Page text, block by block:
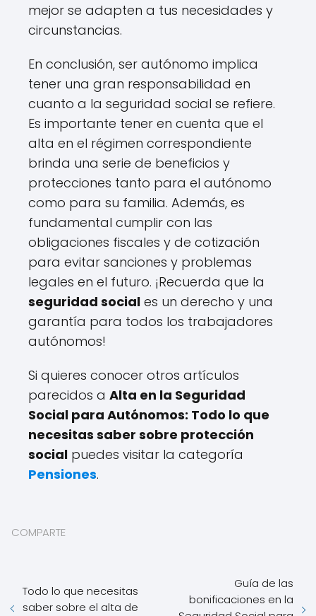
mejor se adapten a tus necesidades y
circunstancias.
En conclusión, ser autónomo implica
tener una gran responsabilidad en
cuanto a la seguridad social se refiere.
Es importante tener en cuenta que el
alta en el régimen correspondiente
brinda una serie de beneficios y
protecciones tanto para el autónomo
como para su familia. Además, es
fundamental cumplir con las
obligaciones fiscales y de cotización
para evitar sanciones y problemas
legales en el futuro. ¡Recuerda que la
seguridad social es un derecho y una
garantía para todos los trabajadores
autónomos!
Si quieres conocer otros artículos
parecidos a Alta en la Seguridad
Social para Autónomos: Todo lo que
necesitas saber sobre protección
social puedes visitar la categoría
Pensiones.
COMPARTE
Todo lo que necesitas
saber sobre el alta de
Guía de las
bonificaciones en la